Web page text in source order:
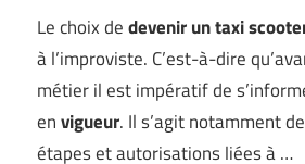
Le choix dedevenir un taxi
à l’improviste. C’est-à-dire
métier il est impératif de
envigueur. Il s’agit notamment
étapes et autorisations liées à …